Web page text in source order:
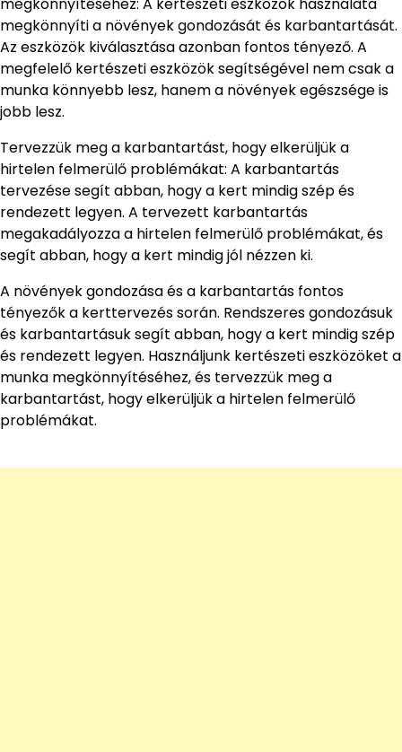
megkönnyíti a növények gondozását és karbantartását.
Az eszközök kiválasztása azonban fontos tényező. A
megfelelő kertészeti eszközök segítségével nem csak a
munka könnyebb lesz, hanem a növények egészsége is
jobb lesz.
Tervezzük meg a karbantartást, hogy elkerüljük a
hirtelen felmerülő problémákat: A karbantartás
tervezése segít abban, hogy a kert mindig szép és
rendezett legyen. A tervezett karbantartás
megakadályozza a hirtelen felmerülő problémákat, és
segít abban, hogy a kert mindig jól nézzen ki.
A növények gondozása és a karbantartás fontos
tényezők a kerttervezés során. Rendszeres gondozásuk
és karbantartásuk segít abban, hogy a kert mindig szép
és rendezett legyen. Használjunk kertészeti eszközöket a
munka megkönnyítéséhez, és tervezzük meg a
karbantartást, hogy elkerüljük a hirtelen felmerülő
problémákat.